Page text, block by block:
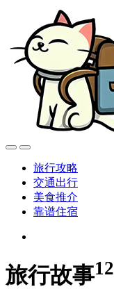
旅行攻略
交通出行
美食推介
靠谱住宿
旅行故事12